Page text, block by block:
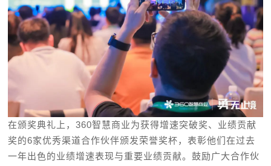
在颁奖典礼上，360智慧商业为获得增速突破奖、业绩贡献
奖的6家优秀渠道合作伙伴颁发荣誉奖杯，表彰他们在过去
一年出色的业绩增速表现与重要业绩贡献。鼓励广大合作伙